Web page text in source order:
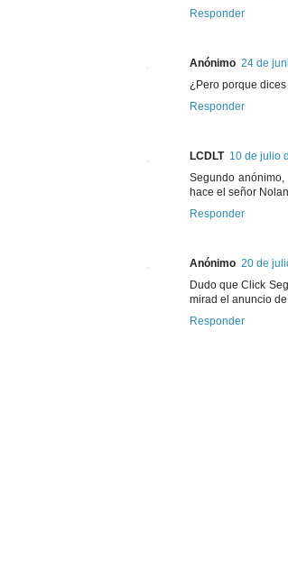
Responder
Anónimo 24 de
¿Pero porque
Responder
LCDLT 10 de julio
Segundo
hace el señor
Responder
Anónimo 20 de
Dudo que Click
mirad el anuncio
Responder